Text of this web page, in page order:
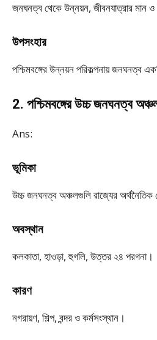
জনঘনত্ব থেকে উন্নয়ন, জীবনযাত্রার মান ও
উপসংহার
পশ্চিমবঙ্গের উন্নয়ন পরিকল্পনায় জনঘনত্ব
2. পশ্চিমবঙ্গের উচ্চ জনঘনত্ব
Ans:
ভূমিকা
উচ্চ জনঘনত্ব অঞ্চলগুলি রাজ্যের অর্থনৈতিক
অবস্থান
কলকাতা, হাওড়া, হুগলি, উত্তর ২৪ পরগনা।
কারণ
নগরায়ণ, শিল্প, বন্দর ও কর্মসংস্থান।